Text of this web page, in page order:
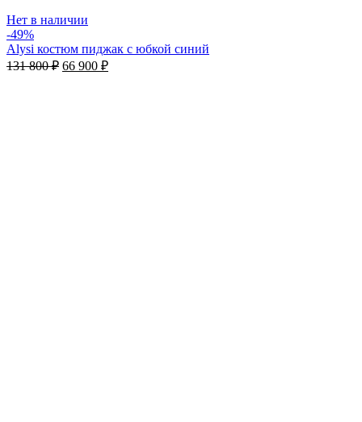
Нет в наличии
-49%
Alysi костюм пиджак с юбкой синий
131 800₽ 66 900 ₽